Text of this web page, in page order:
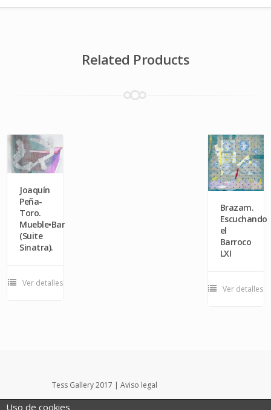
Related Products
Joaquín
Peña-
Toro.
Mueble•Bar
(Suite
Sinatra).
Ver detalles
Brazam.
Escuchando
el
Barroco
LXI
Ver detalles
Tess Gallery 2017 | Aviso legal
Uso de cookies